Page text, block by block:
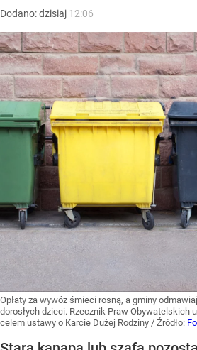
Dodano:dzisiaj 12:06
Opłaty za wywóz śmieci rosną, a gminy
dorosłych dzieci. Rzecznik Praw Obywatelskich
celem ustawy o Karcie Dużej Rodziny / Źródło: